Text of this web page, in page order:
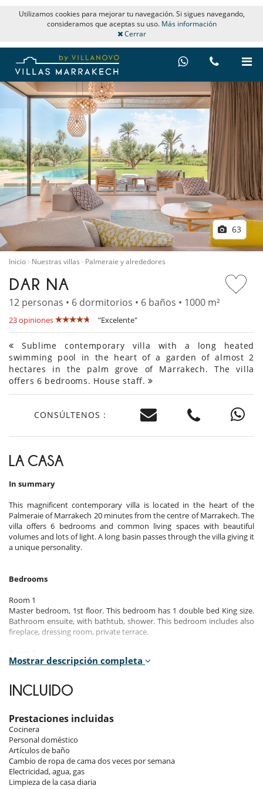
Utilizamos cookies para mejorar tu navegación. Si sigues navegando,
consideramos que aceptas su uso. Más información
Cerrar
63
Inicio Nuestras villas Palmeraie y alrededores
DAR NA
12 personas • 6 dormitorios • 6 baños • 1000 m²
23 opiniones "Excelente"
Sublime contemporary villa with a long heated
swimming pool in the heart of a garden of almost 2
hectares in the palm grove of Marrakech. The villa
offers 6 bedrooms. House staff.
CONSÚLTENOS :
LA CASA
In summary
This magnificent contemporary villa is located in the heart of the
Palmeraie of Marrakech 20 minutes from the centre of Marrakech. The
villa offers 6 bedrooms and common living spaces with beautiful
volumes and lots of light. A long basin passes through the villa giving it
a unique personality.
Bedrooms
Room 1
Master bedroom, 1st floor. This bedroom has 1 double bed King size.
Bathroom ensuite, with bathtub, shower. This bedroom includes also
fireplace, dressing room, private terrace.
Room, 1st floor. This bedroom has 1 double bed King size. Bathroom
room, private terrace.
Room, 1st floor. This bedroom has 1 double bed King size. Bathroom
ensuite, with bathtub, shower. This bedroom includes also dressing
room, private terrace.
Room 4
Room, Ground level. This bedroom has 1 double bed. Bathroom
ensuite, with shower.
Mostrar descripción completa
INCLUIDO
Prestaciones incluidas
Cocinera
Personal doméstico
Artículos de baño
Cambio de ropa de cama dos veces por semana
Electricidad, agua, gas
Limpieza de la casa diaria